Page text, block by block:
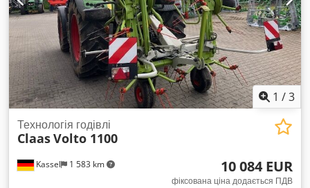
1 /3
Kassel 1 583 km
Технологія годівлі
ClaasVolto 1100
10 084 EUR
фіксована ціна додається ПДВ